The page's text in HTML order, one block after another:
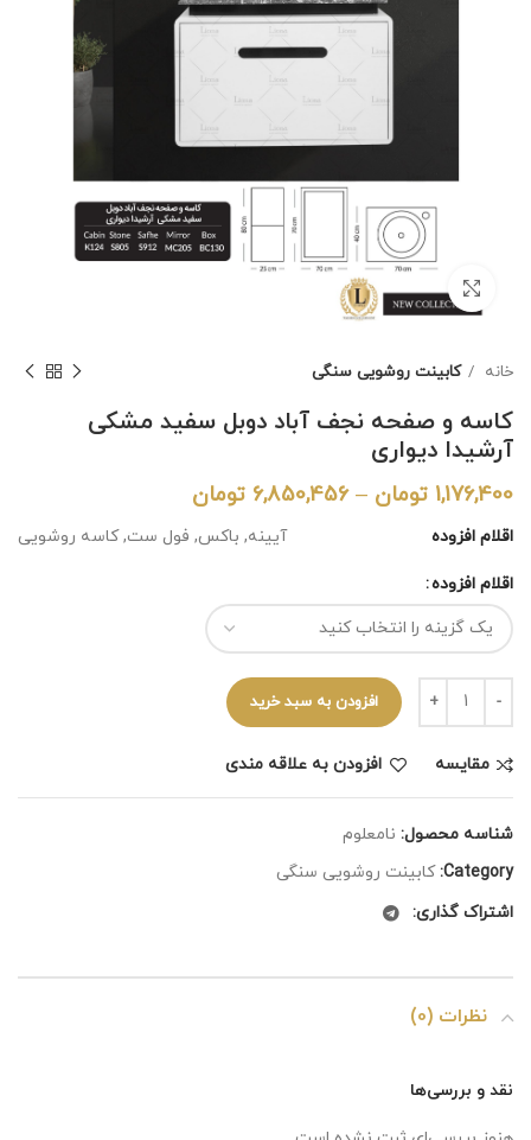
برای بزرگنمایی کلیک کنید
خانه کابینت روشویی سنگی
کاسه و صفحه نجف آباد دوبل سفید مشکی
آرشیدا دیواری
1,176,400 تومان –
6,850,456 تومان
اقلام افزوده آیینه, باکس, فول ست, کاسه روشویی
اقلام افزوده
افزودن به سبد خرید
مقايسه افزودن به علاقه مندی
شناسه محصول: نامعلوم
Category: کابینت روشویی سنگی
اشتراک گذاری:
نظرات (0)
نقد و بررسی‌ها